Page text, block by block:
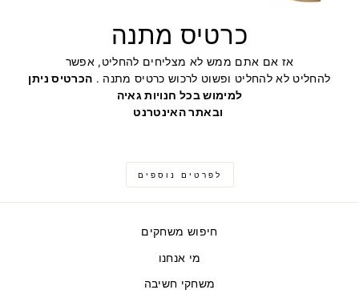
כרטיס מתנה
אז אם אתם ממש לא מצליחים להחליט, אפשר
להחליט לא להחליט ופשוט לרכוש כרטיס מתנה . הכרטיס ניתן
למימוש בכל חנויות גאיה
לפרטים נוספים
חיפוש משחקים
מי אנחנו
משחקי חשיבה